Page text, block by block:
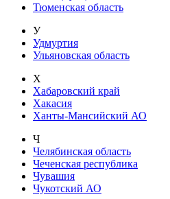
Тюменская область
У
Удмуртия
Ульяновская область
Х
Хабаровский край
Хакасия
Ханты-Мансийский АО
Ч
Челябинская область
Чеченская республика
Чувашия
Чукотский АО